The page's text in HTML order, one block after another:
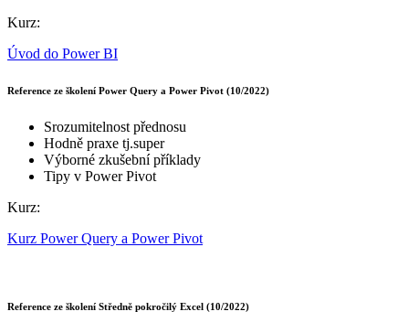
Kurz:
Úvod do Power BI
Reference ze školení Power Query a Power Pivot (10/2022)
Srozumitelnost přednosu
Hodně praxe tj.super
Výborné zkušební příklady
Tipy v Power Pivot
Kurz:
Kurz Power Query a Power Pivot
Reference ze školení Středně pokročilý Excel (10/2022)